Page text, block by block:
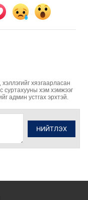
хязгаарласан
суртахууны хэм хэмжээг
админ устгах эрхтэй.
НИЙТЛЭХ